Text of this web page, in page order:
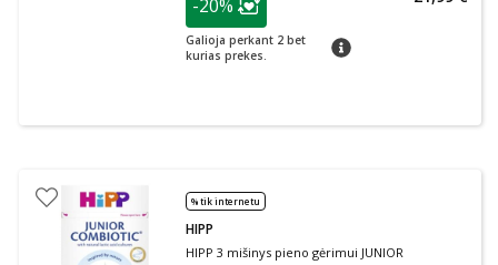
Lojalumo klubo narių nuolaida
-20%
Galioja perkant 2 bet
kurias prekes.
patarimas
% tik internetu
HIPP
HIPP 3 mišinys pieno gėrimui JUNIOR